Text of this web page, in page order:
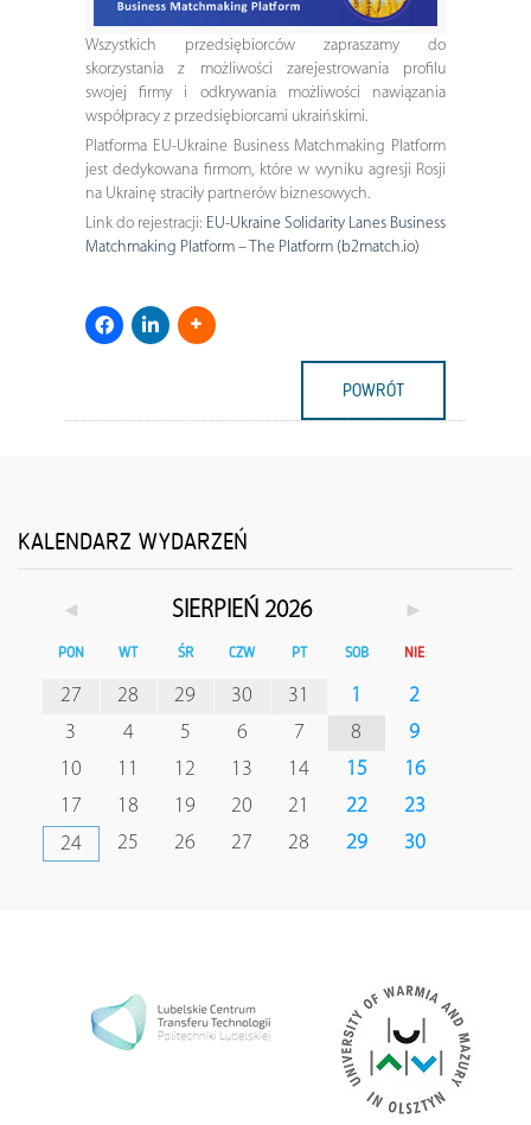
Wszystkich przedsiębiorców zapraszamy do
skorzystania z możliwości zarejestrowania profilu
swojej firmy i odkrywania możliwości nawiązania
współpracy z przedsiębiorcami ukraińskimi.
Platforma EU-Ukraine Business Matchmaking Platform
jest dedykowana firmom, które w wyniku agresji Rosji
na Ukrainę straciły partnerów biznesowych.
Link do rejestracji: EU-Ukraine Solidarity Lanes Business
Matchmaking Platform – The Platform (b2match.io)
POWRÓT
KALENDARZ WYDARZEŃ
◄ SIERPIEŃ 2026 ►
PON WT ŚR CZW PT SOB NIE
27 28 29 30 31 1
2
3
4 5 6 7 8
9
10
11 12 13 14 15
16
17
18 19 20 21 22
23
24
25 26 27 28 29 30